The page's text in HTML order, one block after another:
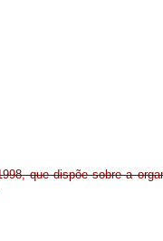
que dispõe sobre a